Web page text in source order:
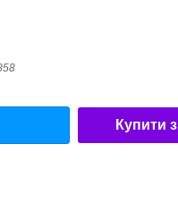
Купити з